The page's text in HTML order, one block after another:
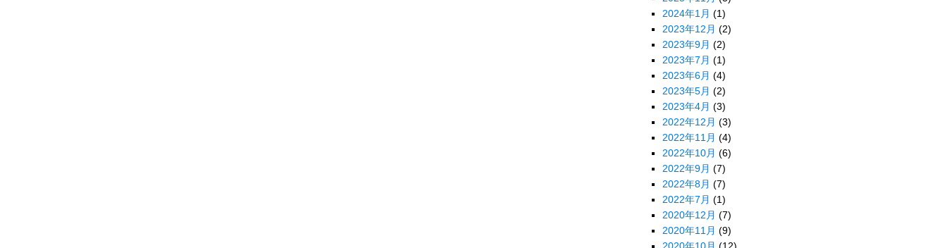
2024年1月 (1)
2023年12月 (2)
2023年9月 (2)
2023年7月 (1)
2023年6月 (4)
2023年5月 (2)
2023年4月 (3)
2022年12月 (3)
2022年11月 (4)
2022年10月 (6)
2022年9月 (7)
2022年8月 (7)
2022年7月 (1)
2020年12月 (7)
2020年11月 (9)